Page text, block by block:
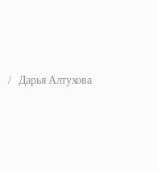
/ Дарья Алтухова